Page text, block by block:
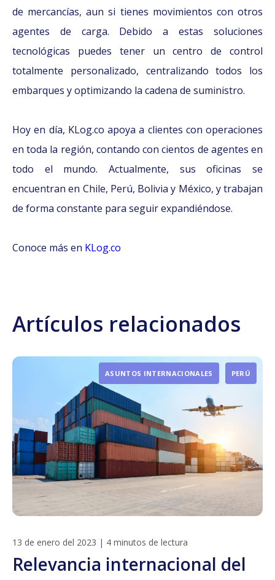
de mercancías, aun si tienes movimientos con otros
agentes de carga. Debido a estas soluciones
tecnológicas puedes tener un centro de control
totalmente personalizado, centralizando todos los
embarques y optimizando la cadena de suministro.
Hoy en día, KLog.co apoya a clientes con operaciones
en toda la región, contando con cientos de agentes en
todo el mundo. Actualmente, sus oficinas se
encuentran en Chile, Perú, Bolivia y México, y trabajan
de forma constante para seguir expandiéndose.
Conoce más en KLog.co
Artículos relacionados
ASUNTOS INTERNACIONALES PERÚ
13 de enero del 2023 | 4 minutos de lectura
Relevancia internacional del